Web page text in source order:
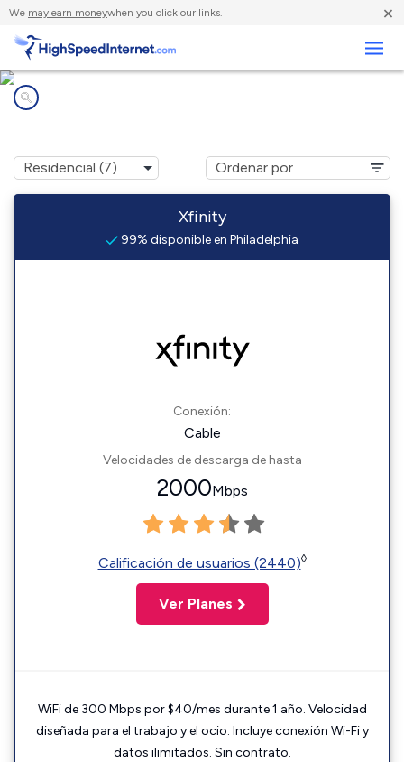
We may earn moneywhen you click our links. ×
Xfinity
99% disponible en Philadelphia
Conexión:
Cable
Velocidades de descarga de hasta
2000Mbps
Calificación de usuarios (2440)◊
Ver Planes
WiFi de 300 Mbps por $40/mes durante 1 año. Velocidad
diseñada para el trabajo y el ocio. Incluye conexión Wi-Fi y
datos ilimitados. Sin contrato.